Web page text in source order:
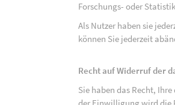
Forschungs- oder
Als Nutzer haben sie
können Sie jederzeit
Recht auf Widerruf der
Sie haben das Recht,